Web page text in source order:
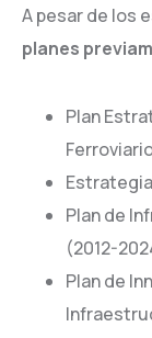
A pesar de los
planes
Plan
Plan de
(2012-
Plan de